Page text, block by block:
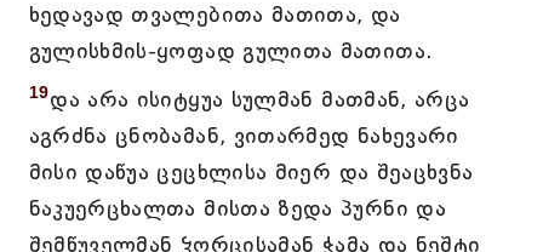
ხედავად თვალებითა მათითა, და
გულისხმის-ყოფად გულითა მათითა.
19და არა ისიტყუა სულმან მათმან, არცა
აგრძნა ცნობამან, ვითარმედ ნახევარი
მისი დაწუა ცეცხლისა მიერ და შეაცხვნა
ნაკუერცხალთა მისთა ზედა პურნი და
შემწუველმან ჴორცისამან ჭამა და ნეშტი